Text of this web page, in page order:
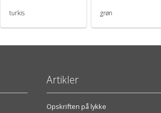
turkis grøn
Artikler
Opskriften på lykke